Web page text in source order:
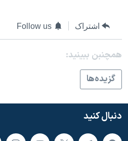
آرشیو پخش زنده
مجموعه مستندهای دادخواهی
تریبونال مردمی آبان ۹۸
دادگاه حمید نوری
چهل سال گروگان‌گیری
قانون شفافیت دارائی کادر رهبری
اشتراک Follow us
همچنبن ببینید:
گزيده‌ها
دنبال کنید